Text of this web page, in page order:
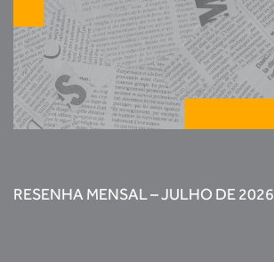
RESENHA MENSAL – JULHO DE 2026